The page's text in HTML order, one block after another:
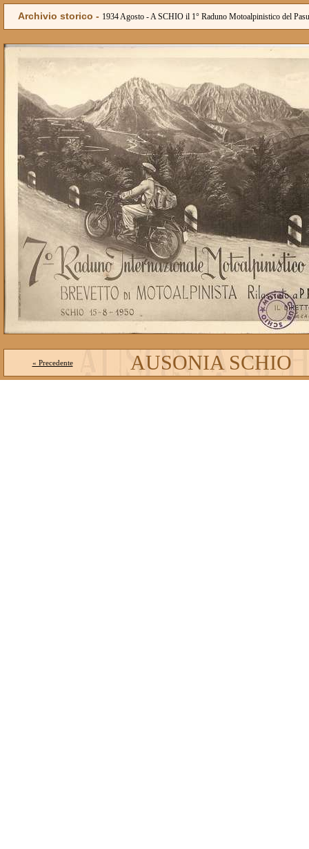
Archivio storico - 1934 Agosto - A SCHIO il 1° Raduno Motoalpinistico del
« Precedente AUSONIA SCHIO